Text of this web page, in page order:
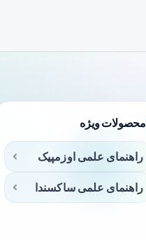
محصولات ویژه
راهنمای علمی اوزمپیک
راهنمای علمی ساکسندا